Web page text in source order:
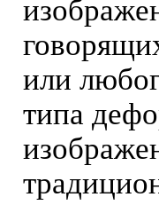
или
типа